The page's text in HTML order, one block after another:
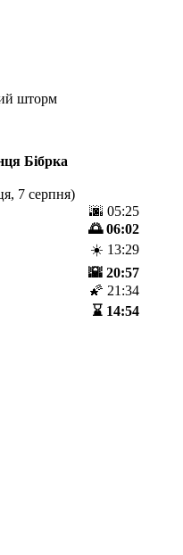
шторм
Бібрка
7 серпня)
🌆 05:25
🌅 06:02
☀️ 13:29
🌇 20:57
🌠 21:34
⌛️ 14:54